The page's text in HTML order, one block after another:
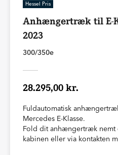
Hessel Pris
Anhængertræk til E-
2023
300/350e
28.295,00 kr.
Fuldautomatisk
Mercedes E-Klasse.
Fold dit anhængertræk nemt
kabinen eller via kontakten